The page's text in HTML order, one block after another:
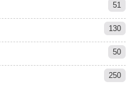
51
130
50
250